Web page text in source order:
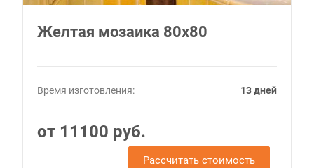
Желтая мозаика 80х80
Время изготовления: 13 дней
от 11100 руб.
Рассчитать стоимость